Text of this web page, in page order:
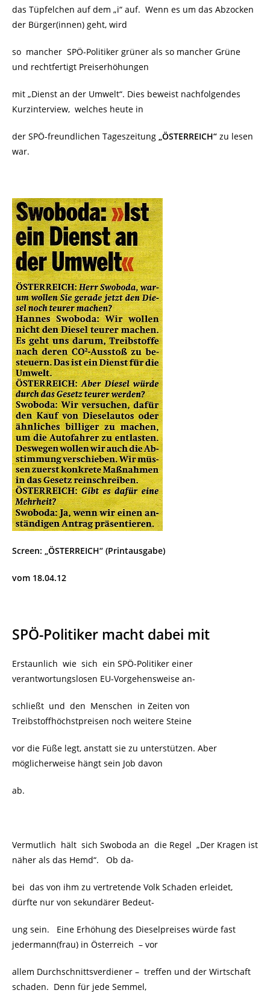
das Tüpfelchen auf dem „i“ auf. Wenn es um das Abzocken
der Bürger(innen) geht, wird
so mancher SPÖ-Politiker grüner als so mancher Grüne
und rechtfertigt Preiserhöhungen
mit „Dienst an der Umwelt“. Dies beweist nachfolgendes
Kurzinterview, welches heute in
der SPÖ-freundlichen Tageszeitung „ÖSTERREICH“ zu lesen
war.
Screen: „ÖSTERREICH“ (Printausgabe)
vom 18.04.12
SPÖ-Politiker macht dabei mit
Erstaunlich wie sich ein SPÖ-Politiker einer
verantwortungslosen EU-Vorgehensweise an-
schließt und den Menschen in Zeiten von
Treibstoffhöchstpreisen noch weitere Steine
vor die Füße legt, anstatt sie zu unterstützen. Aber
möglicherweise hängt sein Job davon
ab.
Vermutlich hält sich Swoboda an die Regel „Der Kragen ist
näher als das Hemd“. Ob da-
bei das von ihm zu vertretende Volk Schaden erleidet,
dürfte nur von sekundärer Bedeut-
ung sein. Eine Erhöhung des Dieselpreises würde fast
jedermann(frau) in Österreich – vor
allem Durchschnittsverdiener – treffen und der Wirtschaft
schaden. Denn für jede Semmel,